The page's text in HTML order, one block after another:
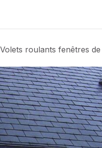
Volets roulants fenêtres